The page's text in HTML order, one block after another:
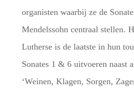
organisten waarbij ze de
Mendelssohn centraal stellen.
Lutherse is de laatste in hun
Sonates 1 & 6 uitvoeren naast
‘Weinen, Klagen, Sorgen,